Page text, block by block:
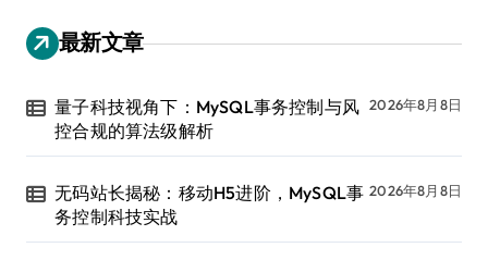
最新文章
量子科技视角下：MySQL事务控制与风
控合规的算法级解析
2026年8月8日
无码站长揭秘：移动H5进阶，MySQL事
务控制科技实战
2026年8月8日